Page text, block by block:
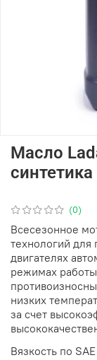
(0)
Масло
синтетика
Всесезонное
технологий
двигателях
режимах
низких
за счет
Вязкость по